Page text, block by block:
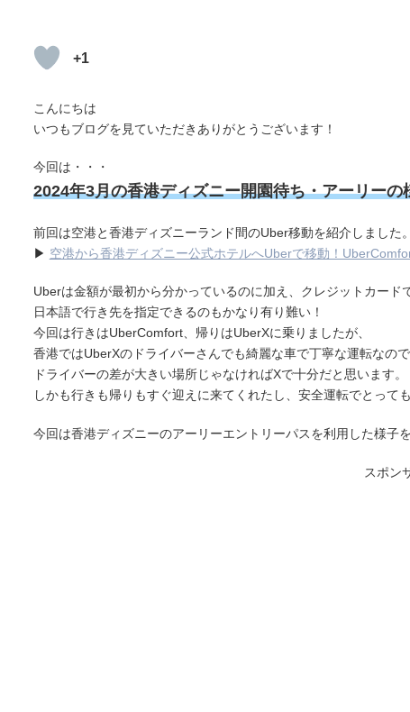
+1
こんにちは
いつもブログを見ていただきありがとうございます！
今回は・・・
2024年3月の香港ディズニー開園待ち・アーリー
前回は空港と香港ディズニーランド間のUber移動を紹介しました。
▶ 空港から香港ディズニー公式ホテルへUberで移動！
Uberは金額が最初から分かっているのに加え、クレジットカード
日本語で行き先を指定できるのもかなり有り難い！
今回は行きはUberComfort、帰りはUberXに乗りましたが、
香港ではUberXのドライバーさんでも綺麗な車で丁寧な運転なの
ドライバーの差が大きい場所じゃなければXで十分だと思います。
しかも行きも帰りもすぐ迎えに来てくれたし、安全運転でとって
今回は香港ディズニーのアーリーエントリーパスを利用した様子
スポン